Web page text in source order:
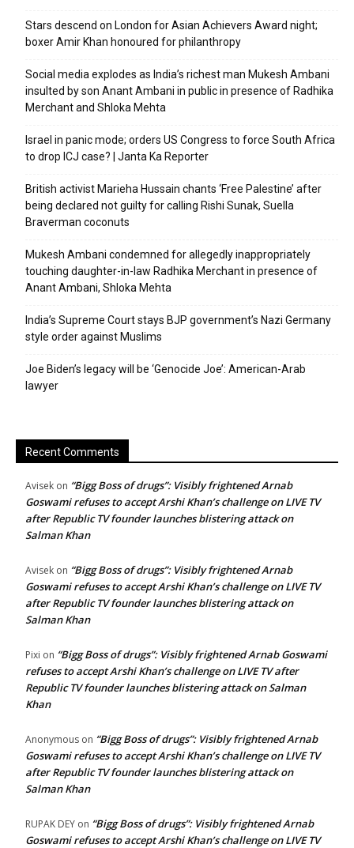
Stars descend on London for Asian Achievers Award night;
boxer Amir Khan honoured for philanthropy
Social media explodes as India’s richest man Mukesh Ambani
insulted by son Anant Ambani in public in presence of Radhika
Merchant and Shloka Mehta
Israel in panic mode; orders US Congress to force South Africa
to drop ICJ case? | Janta Ka Reporter
British activist Marieha Hussain chants ‘Free Palestine’ after
being declared not guilty for calling Rishi Sunak, Suella
Braverman coconuts
Mukesh Ambani condemned for allegedly inappropriately
touching daughter-in-law Radhika Merchant in presence of
Anant Ambani, Shloka Mehta
India’s Supreme Court stays BJP government’s Nazi Germany
style order against Muslims
Joe Biden’s legacy will be ‘Genocide Joe’: American-Arab
lawyer
Recent Comments
Avisek on “Bigg Boss of drugs”: Visibly frightened Arnab
Goswami refuses to accept Arshi Khan’s challenge on LIVE TV
after Republic TV founder launches blistering attack on
Salman Khan
Avisek on “Bigg Boss of drugs”: Visibly frightened Arnab
Goswami refuses to accept Arshi Khan’s challenge on LIVE TV
after Republic TV founder launches blistering attack on
Salman Khan
Pixi on “Bigg Boss of drugs”: Visibly frightened Arnab Goswami
refuses to accept Arshi Khan’s challenge on LIVE TV after
Republic TV founder launches blistering attack on Salman
Khan
Anonymous on “Bigg Boss of drugs”: Visibly frightened Arnab
Goswami refuses to accept Arshi Khan’s challenge on LIVE TV
after Republic TV founder launches blistering attack on
Salman Khan
RUPAK DEY on “Bigg Boss of drugs”: Visibly frightened Arnab
Goswami refuses to accept Arshi Khan’s challenge on LIVE TV